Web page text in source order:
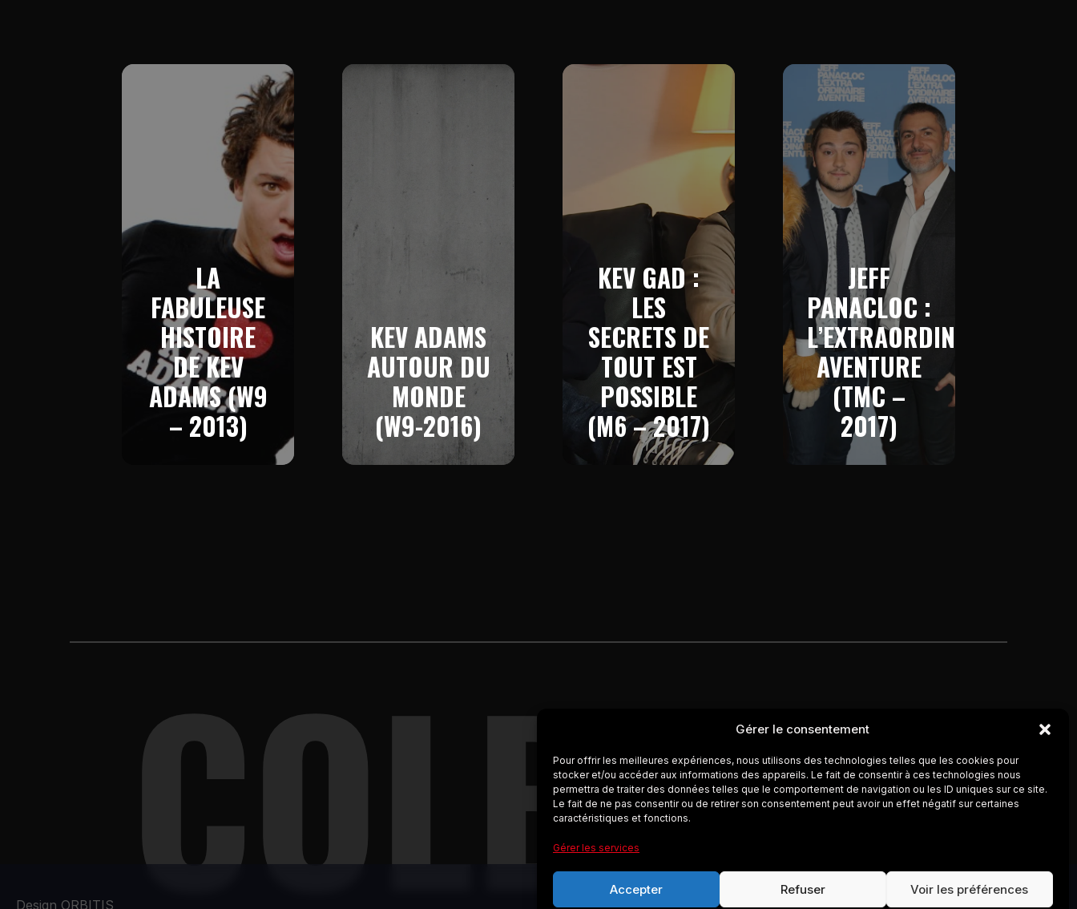
Gérer le consentement
Pour offrir les meilleures expériences, nous utilisons des technologies telles que les cookies pour
stocker et/ou accéder aux informations des appareils. Le fait de consentir à ces technologies nous
permettra de traiter des données telles que le comportement de navigation ou les ID uniques sur ce site.
Le fait de ne pas consentir ou de retirer son consentement peut avoir un effet négatif sur certaines
caractéristiques et fonctions.
Gérer les services
Accepter Refuser Voir les préférences
LA
FABULEUSE
HISTOIRE
DE KEV
ADAMS (W9
– 2013)
KEV ADAMS
AUTOUR DU
MONDE
(W9-2016)
KEV GAD :
LES
SECRETS DE
TOUT EST
POSSIBLE
(M6 – 2017)
JEFF
PANACLOC :
L’EXTRAORDINAIRE
AVENTURE
(TMC –
2017)
COLBYCO
Design ORBITIS © 2026 ColbyCo